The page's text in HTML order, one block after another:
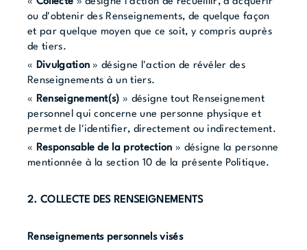
ou d'obtenir des Renseignements, de quelque façon
et par quelque moyen que ce soit, y compris auprès
de tiers.
« Divulgation» désigne l'action de révéler des
Renseignements à un tiers.
« Renseignement(s) » désigne tout Renseignement
personnel qui concerne une personne physique et
permet de l'identifier, directement ou indirectement.
« Responsable de la protection » désigne la personne
mentionnée à la section 10 de la présente Politique.
2. COLLECTE DES RENSEIGNEMENTS
Renseignements personnels visés